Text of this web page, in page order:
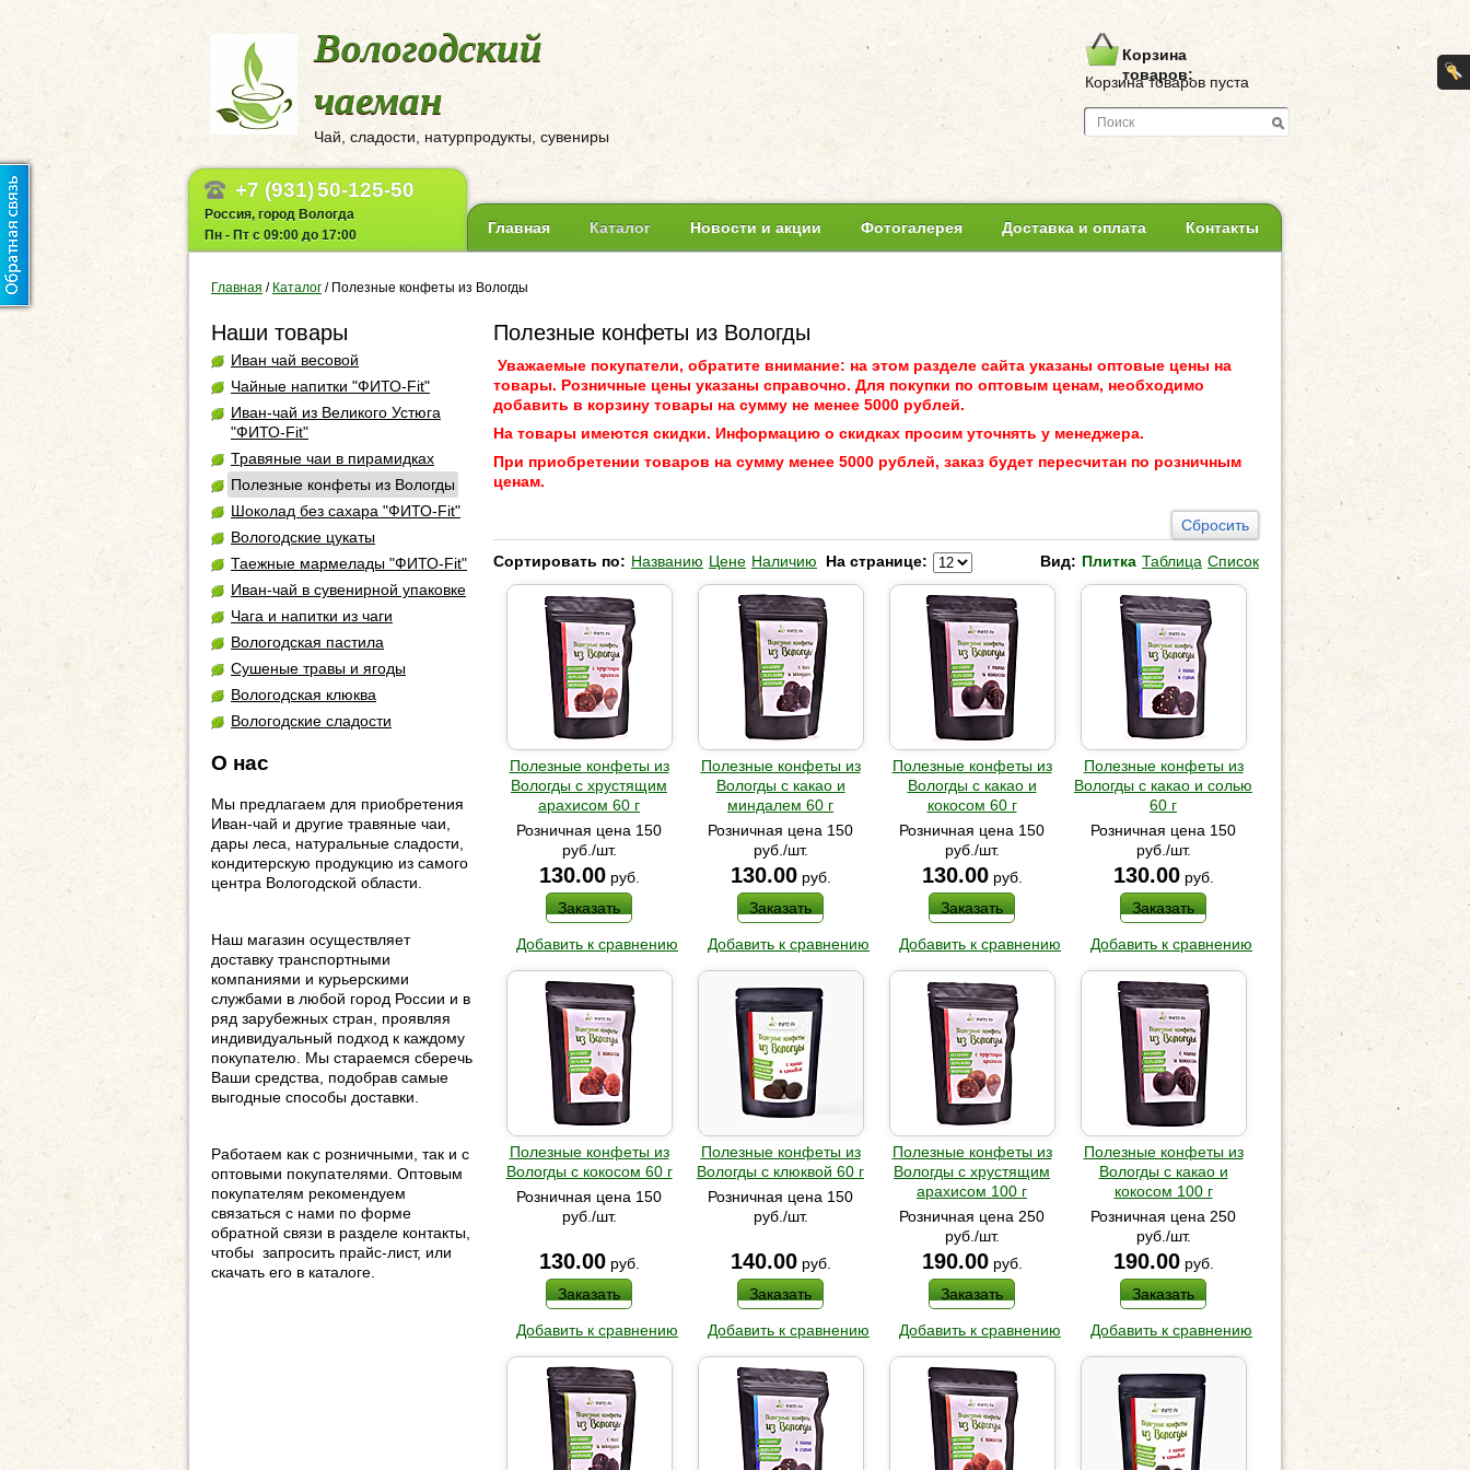
Вологодский
чаеман
Чай, сладости, натурпродукты, сувениры
Корзина
товаров:
Корзина товаров пуста
+7 (931)50-125-50
Россия, город Вологда
Пн - Пт с 09:00 до 17:00
Главная Каталог Новости и акции Фотогалерея Доставка и оплата Контакты
Главная / Каталог / Полезные конфеты из Вологды
Наши товары
Иван чай весовой
Чайные напитки "ФИТО-Fit"
Иван-чай из Великого Устюга
"ФИТО-Fit"
Травяные чаи в пирамидках
Полезные конфеты из Вологды
Шоколад без сахара "ФИТО-Fit"
Вологодские цукаты
Таежные мармелады "ФИТО-Fit"
Иван-чай в сувенирной упаковке
Чага и напитки из чаги
Вологодская пастила
Сушеные травы и ягоды
Вологодская клюква
Вологодские сладости
О нас
Мы предлагаем для приобретения
Иван-чай и другие травяные чаи,
дары леса, натуральные сладости,
кондитерскую продукцию из самого
центра Вологодской области.
Наш магазин осуществляет
доставку транспортными
компаниями и курьерскими
службами в любой город России и в
ряд зарубежных стран, проявляя
индивидуальный подход к каждому
покупателю. Мы стараемся сберечь
Ваши средства, подобрав самые
выгодные способы доставки.
Работаем как с розничными, так и с
оптовыми покупателями. Оптовым
покупателям рекомендуем
связаться с нами по форме
обратной связи в разделе контакты,
чтобы запросить прайс-лист, или
скачать его в каталоге.
Полезные конфеты из Вологды
Уважаемые покупатели, обратите внимание: на этом разделе сайта указаны оптовые цены на
товары. Розничные цены указаны справочно. Для покупки по оптовым ценам, необходимо
добавить в корзину товары на сумму не менее 5000 рублей.
На товары имеются скидки. Информацию о скидках просим уточнять у менеджера.
При приобретении товаров на сумму менее 5000 рублей, заказ будет пересчитан по розничным
ценам.
Сбросить
Сортировать по: Названию Цене Наличию На странице: Вид: Плитка Таблица Список
Полезные конфеты из
Вологды с хрустящим
арахисом 60 г
Розничная цена 150
руб./шт.
130.00 руб.
Заказать
Добавить к сравнению
Полезные конфеты из
Вологды с какао и
миндалем 60 г
Розничная цена 150
руб./шт.
130.00 руб.
Заказать
Добавить к сравнению
Полезные конфеты из
Вологды с какао и
кокосом 60 г
Розничная цена 150
руб./шт.
130.00 руб.
Заказать
Добавить к сравнению
Полезные конфеты из
Вологды с какао и солью
60 г
Розничная цена 150
руб./шт.
130.00 руб.
Заказать
Добавить к сравнению
Полезные конфеты из
Вологды с кокосом 60 г
Розничная цена 150
руб./шт.
130.00 руб.
Заказать
Добавить к сравнению
Полезные конфеты из
Вологды с клюквой 60 г
Розничная цена 150
руб./шт.
140.00 руб.
Заказать
Добавить к сравнению
Полезные конфеты из
Вологды с хрустящим
арахисом 100 г
Розничная цена 250
руб./шт.
190.00 руб.
Заказать
Добавить к сравнению
Полезные конфеты из
Вологды с какао и
кокосом 100 г
Розничная цена 250
руб./шт.
190.00 руб.
Заказать
Добавить к сравнению